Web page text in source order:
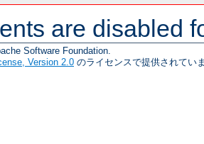
are disabled
Software Foundation.
Version 2.0 のライセンスで提供されてい